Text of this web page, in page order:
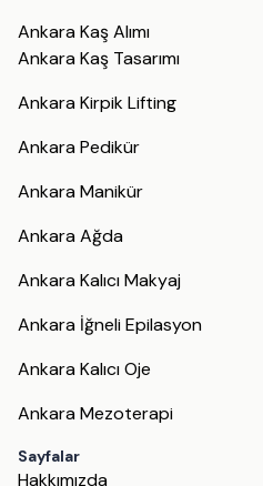
Ankara Kaş Alımı
Ankara Kaş Tasarımı
Ankara Kirpik Lifting
Ankara Pedikür
Ankara Manikür
Ankara Ağda
Ankara Kalıcı Makyaj
Ankara İğneli Epilasyon
Ankara Kalıcı Oje
Ankara Mezoterapi
Sayfalar
Hakkımızda